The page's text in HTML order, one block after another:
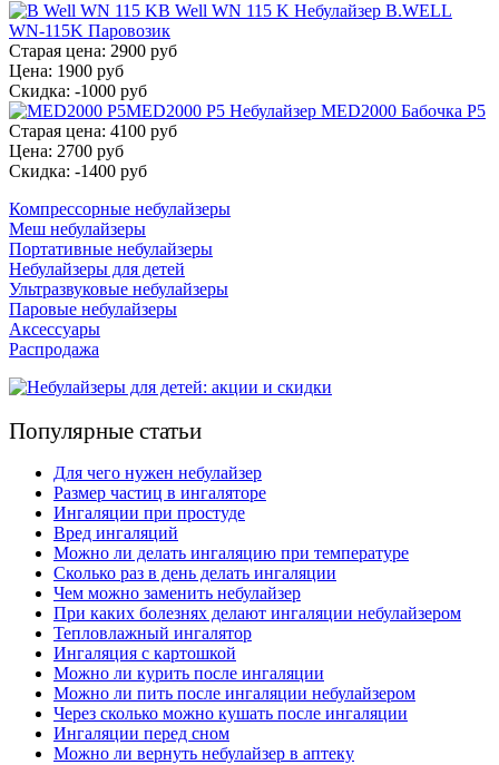
B Well WN 115 K Небулайзер B.WELL
WN-115K Паровозик
Старая цена: 2900 руб
Цена: 1900 руб
Скидка: -1000 руб
MED2000 P5 Небулайзер MED2000 Бабочка Р5
Старая цена: 4100 руб
Цена: 2700 руб
Скидка: -1400 руб
Компрессорные небулайзеры
Меш небулайзеры
Портативные небулайзеры
Небулайзеры для детей
Ультразвуковые небулайзеры
Паровые небулайзеры
Аксессуары
Распродажа
Популярные статьи
Для чего нужен небулайзер
Размер частиц в ингаляторе
Ингаляции при простуде
Вред ингаляций
Можно ли делать ингаляцию при температуре
Сколько раз в день делать ингаляции
Чем можно заменить небулайзер
При каких болезнях делают ингаляции небулайзером
Тепловлажный ингалятор
Ингаляция с картошкой
Можно ли курить после ингаляции
Можно ли пить после ингаляции небулайзером
Через сколько можно кушать после ингаляции
Ингаляции перед сном
Можно ли вернуть небулайзер в аптеку